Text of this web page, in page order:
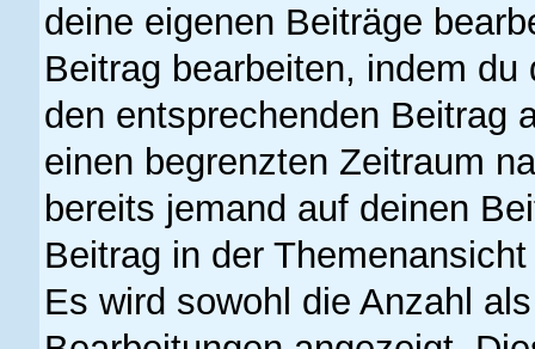
deine eigenen Beiträge
Beitrag bearbeiten, indem du
den entsprechenden Beitrag
einen begrenzten Zeitraum
bereits jemand auf deinen
Beitrag in der
Es wird sowohl die Anzahl